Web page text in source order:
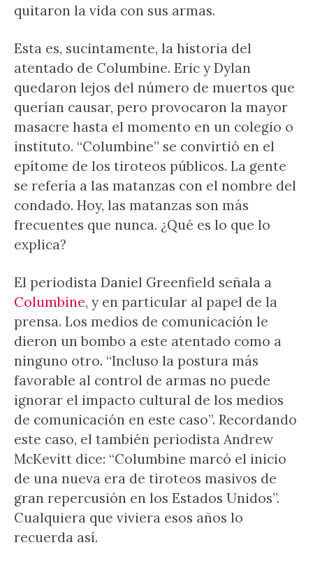
quitaron la vida con sus armas.
Esta es, sucintamente, la historia del
atentado de Columbine. Eric y Dylan
quedaron lejos del número de muertos que
querían causar, pero provocaron la mayor
masacre hasta el momento en un colegio o
instituto. “Columbine” se convirtió en el
epítome de los tiroteos públicos. La gente
se refería a las matanzas con el nombre del
condado. Hoy, las matanzas son más
frecuentes que nunca. ¿Qué es lo que lo
explica?
El periodista Daniel Greenfield señala a
Columbine, y en particular al papel de la
prensa. Los medios de comunicación le
dieron un bombo a este atentado como a
ninguno otro. “Incluso la postura más
favorable al control de armas no puede
ignorar el impacto cultural de los medios
de comunicación en este caso”. Recordando
este caso, el también periodista Andrew
McKevitt dice: “Columbine marcó el inicio
de una nueva era de tiroteos masivos de
gran repercusión en los Estados Unidos”.
Cualquiera que viviera esos años lo
recuerda así.